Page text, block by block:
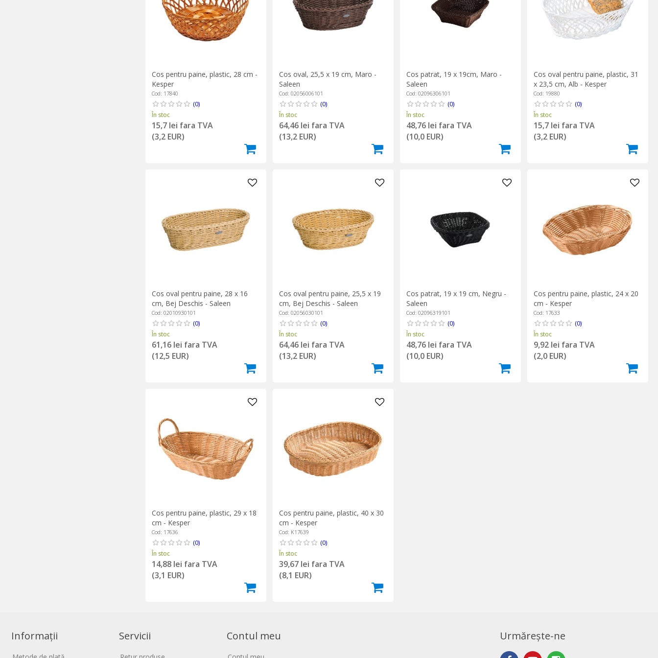
Cos pentru paine, plastic, 28 cm -
Kesper
Cod: 17840
(0)
În stoc
15,7 lei fara TVA
(3,2 EUR)
Cos oval, 25,5 x 19 cm, Maro -
Saleen
Cod: 02056006101
(0)
În stoc
64,46 lei fara TVA
(13,2 EUR)
Cos patrat, 19 x 19cm, Maro -
Saleen
Cod: 02096306101
(0)
În stoc
48,76 lei fara TVA
(10,0 EUR)
Cos oval pentru paine, plastic, 31
x 23,5 cm, Alb - Kesper
Cod: 19880
(0)
În stoc
15,7 lei fara TVA
(3,2 EUR)
Cos oval pentru paine, 28 x 16
cm, Bej Deschis - Saleen
Cod: 02010930101
(0)
În stoc
61,16 lei fara TVA
(12,5 EUR)
Cos oval pentru paine, 25,5 x 19
cm, Bej Deschis - Saleen
Cod: 02056030101
(0)
În stoc
64,46 lei fara TVA
(13,2 EUR)
Cos patrat, 19 x 19 cm, Negru -
Saleen
Cod: 02096319101
(0)
În stoc
48,76 lei fara TVA
(10,0 EUR)
Cos pentru paine, plastic, 24 x 20
cm - Kesper
Cod: 17633
(0)
În stoc
9,92 lei fara TVA
(2,0 EUR)
Cos pentru paine, plastic, 29 x 18
cm - Kesper
Cod: 17636
(0)
În stoc
14,88 lei fara TVA
(3,1 EUR)
Cos pentru paine, plastic, 40 x 30
cm - Kesper
Cod: K17639
(0)
În stoc
39,67 lei fara TVA
(8,1 EUR)
Informații Servicii Contul meu Urmărește-ne